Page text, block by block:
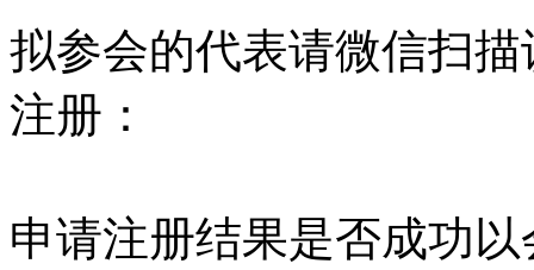
拟参会的代表请微信扫
注册：
申请注册结果是否成功